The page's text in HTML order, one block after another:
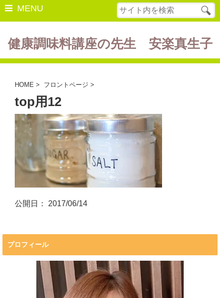
MENU
開催中の講座
ダイエット
食の豆知識
レシピ
酵素ファスティング
断薬方法・体験談
書籍紹介
マキコの気持ち
開催済み講座
講座・講演・取材 依頼フォーム
健康調味料講座の先生 安楽真生子
HOME > フロントページ >
top用12
公開日： 2017/06/14
プロフィール